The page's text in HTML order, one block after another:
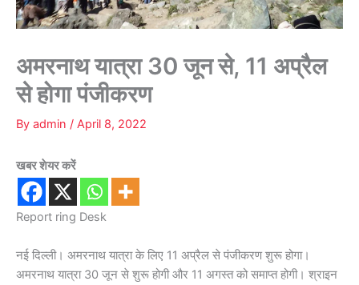
अमरनाथ यात्रा 30 जून से, 11 अप्रैल
से होगा पंजीकरण
By admin / April 8, 2022
खबर शेयर करें
Report ring Desk
नई दिल्ली। अमरनाथ यात्रा के लिए 11 अप्रैल से पंजीकरण शुरू होगा।
अमरनाथ यात्रा 30 जून से शुरू होगी और 11 अगस्त को समाप्त होगी। श्राइन